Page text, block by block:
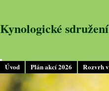
Úvod Plán akcí 2026 Rozvrh
Kynologické